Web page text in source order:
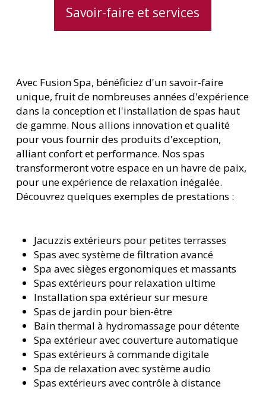
Savoir-faire et services
Avec Fusion Spa, bénéficiez d'un savoir-faire
unique, fruit de nombreuses années d'expérience
dans la conception et l'installation de spas haut
de gamme. Nous allions innovation et qualité
pour vous fournir des produits d'exception,
alliant confort et performance. Nos spas
transformeront votre espace en un havre de paix,
pour une expérience de relaxation inégalée.
Découvrez quelques exemples de prestations :
Jacuzzis extérieurs pour petites terrasses
Spas avec système de filtration avancé
Spa avec sièges ergonomiques et massants
Spas extérieurs pour relaxation ultime
Installation spa extérieur sur mesure
Spas de jardin pour bien-être
Bain thermal à hydromassage pour détente
Spa extérieur avec couverture automatique
Spas extérieurs à commande digitale
Spa de relaxation avec système audio
Spas extérieurs avec contrôle à distance